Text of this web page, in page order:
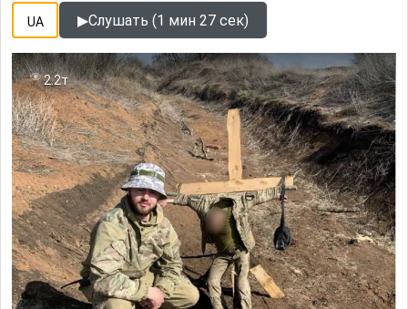
UA ▶Слушать (1 мин 27 сек)
2.2т